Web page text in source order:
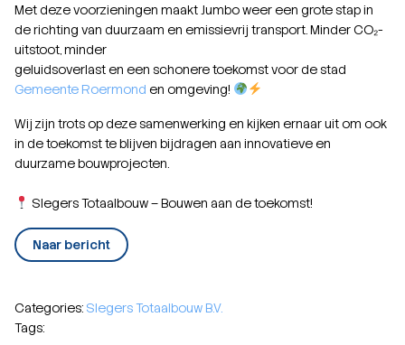
Met deze voorzieningen maakt Jumbo weer een grote stap in
de richting van duurzaam en emissievrij transport. Minder CO₂-
uitstoot, minder
geluidsoverlast en een schonere toekomst voor de stad
Gemeente Roermond en omgeving!
Wij zijn trots op deze samenwerking en kijken ernaar uit om ook
in de toekomst te blijven bijdragen aan innovatieve en
duurzame bouwprojecten.
Slegers Totaalbouw – Bouwen aan de toekomst!
Naar bericht
Categories: Slegers Totaalbouw B.V.
Tags: